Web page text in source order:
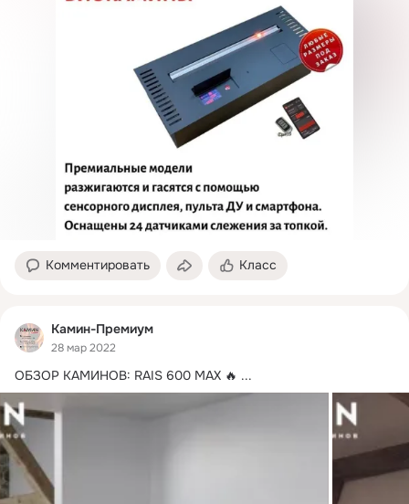
Комментировать Класс
Камин-Премиум
28 мар 2022
ОБЗОР КАМИНОВ: RAIS 600 MAX 🔥 ...